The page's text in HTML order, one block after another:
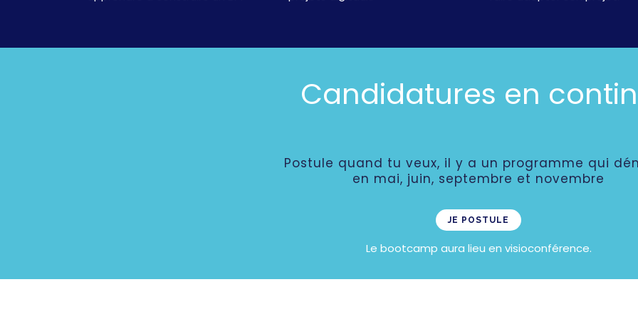
Candidatures en
Postule quand tu veux, il y a un programme qui
en mai, juin, septembre et novembre
JE POSTULE
Le bootcamp aura lieu en visioconférence.